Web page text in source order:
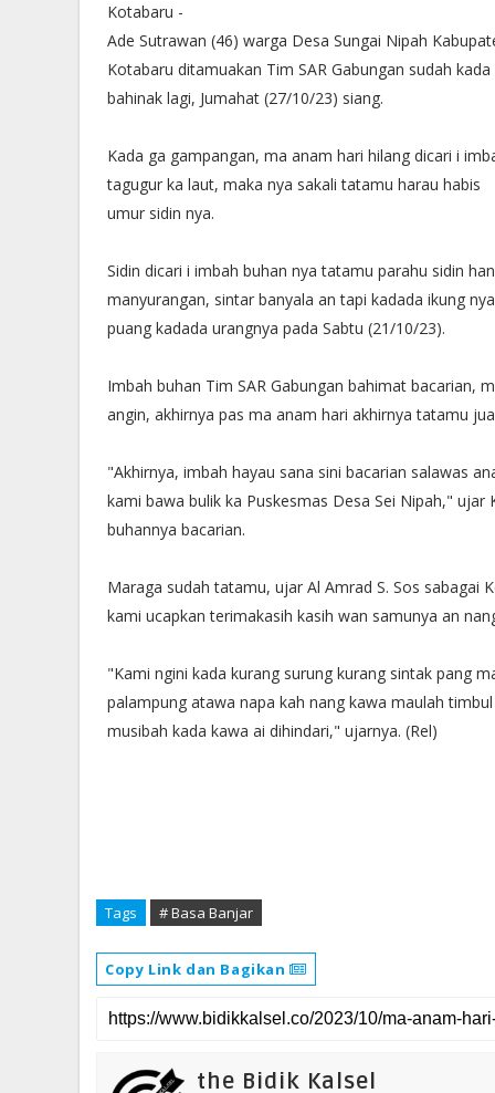
Kotabaru -
Ade Sutrawan (46) warga Desa Sungai Nipah
Kotabaru ditamuakan Tim SAR Gabungan sudah kada
bahinak lagi, Jumahat (27/10/23) siang.
Kada ga gampangan, ma anam hari hilang dicari i
tagugur ka laut, maka nya sakali tatamu harau habis
umur sidin nya.
Sidin dicari i imbah buhan nya tatamu parahu sidin
manyurangan, sintar banyala an tapi kadada ikung
puang kadada urangnya pada Sabtu (21/10/23).
Imbah buhan Tim SAR Gabungan bahimat bacarian,
angin, akhirnya pas ma anam hari akhirnya tatamu
"Akhirnya, imbah hayau sana sini bacarian salawas
kami bawa bulik ka Puskesmas Desa Sei Nipah,"
buhannya bacarian.
Maraga sudah tatamu, ujar Al Amrad S. Sos sabagai
kami ucapkan terimakasih kasih wan samunya an
"Kami ngini kada kurang surung kurang sintak pang
palampung atawa napa kah nang kawa maulah
musibah kada kawa ai dihindari," ujarnya. (Rel)
Tags # Basa Banjar
Copy Link dan Bagikan
the Bidik Kalsel